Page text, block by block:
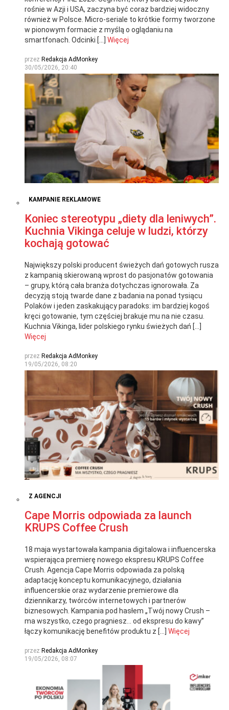
rośnie w Azji i USA, zaczyna być coraz bardziej widoczny
również w Polsce. Micro-seriale to krótkie formy tworzone
w pionowym formacie z myślą o oglądaniu na
smartfonach. Odcinki […] Więcej
przez Redakcja AdMonkey
30/05/2026, 20:40
KAMPANIE REKLAMOWE
Koniec stereotypu „diety dla leniwych”.
Kuchnia Vikinga celuje w ludzi, którzy
kochają gotować
Największy polski producent świeżych dań gotowych rusza
z kampanią skierowaną wprost do pasjonatów gotowania
– grupy, którą cała branża dotychczas ignorowała. Za
decyzją stoją twarde dane z badania na ponad tysiącu
Polaków i jeden zaskakujący paradoks: im bardziej kogoś
kręci gotowanie, tym częściej brakuje mu na nie czasu.
Kuchnia Vikinga, lider polskiego rynku świeżych dań […]
Więcej
przez Redakcja AdMonkey
19/05/2026, 08:20
Z AGENCJI
Cape Morris odpowiada za launch
KRUPS Coffee Crush
18 maja wystartowała kampania digitalowa i influencerska
wspierająca premierę nowego ekspresu KRUPS Coffee
Crush. Agencja Cape Morris odpowiada za polską
adaptację konceptu komunikacyjnego, działania
influencerskie oraz wydarzenie premierowe dla
dziennikarzy, twórców internetowych i partnerów
biznesowych. Kampania pod hasłem „Twój nowy Crush –
ma wszystko, czego pragniesz… od ekspresu do kawy”
łączy komunikację benefitów produktu z […] Więcej
przez Redakcja AdMonkey
19/05/2026, 08:07